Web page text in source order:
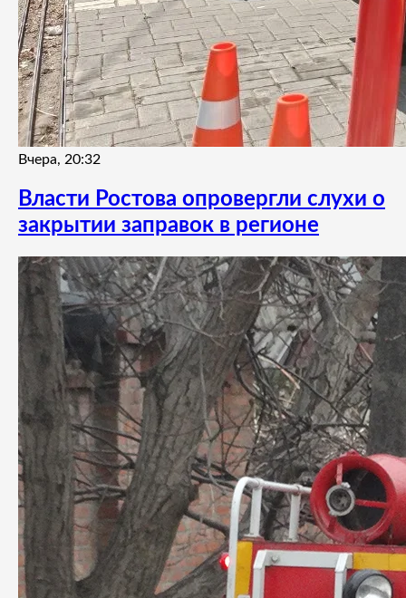
Вчера, 20:32
Власти Ростова опровергли слухи о
закрытии заправок в регионе